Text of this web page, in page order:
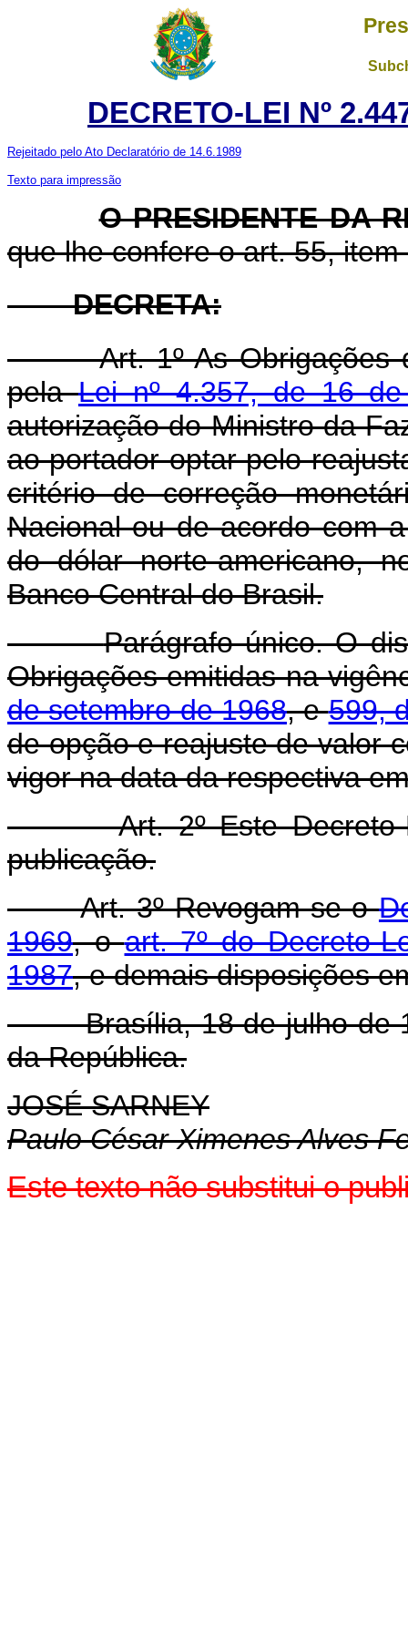
DECRETO-LEI Nº
Rejeitado pelo Ato Declaratório de 14.6.1989
Texto para impressão
O PRESIDENTE DA
que lhe confere o art. 55,
DECRETA:
Art. 1º As Obrigações do
pelaLei nº 4.357, de 16
autorização do Ministro da
ao portador optar pelo
critério de correção
Nacional ou de acordo com
do dólar norte-americano,
Banco Central do Brasil.
Parágrafo único. O
Obrigações emitidas na
de setembro de 1968, e599,
de opção e reajuste de valor
vigor na data da respectiva
Art. 2º Este Decreto-
publicação.
Art. 3º Revogam-se o
1969, oart. 7º do Decreto-
1987, e demais disposições
Brasília, 18 de julho de
da República.
JOSÉ SARNEY
Paulo César Ximenes Alves
Este texto não substitui o